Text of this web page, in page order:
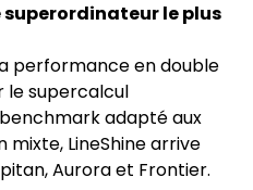
le plus
performance en double
le supercalcul
benchmark adapté aux
LineShine arrive
Aurora et Frontier.